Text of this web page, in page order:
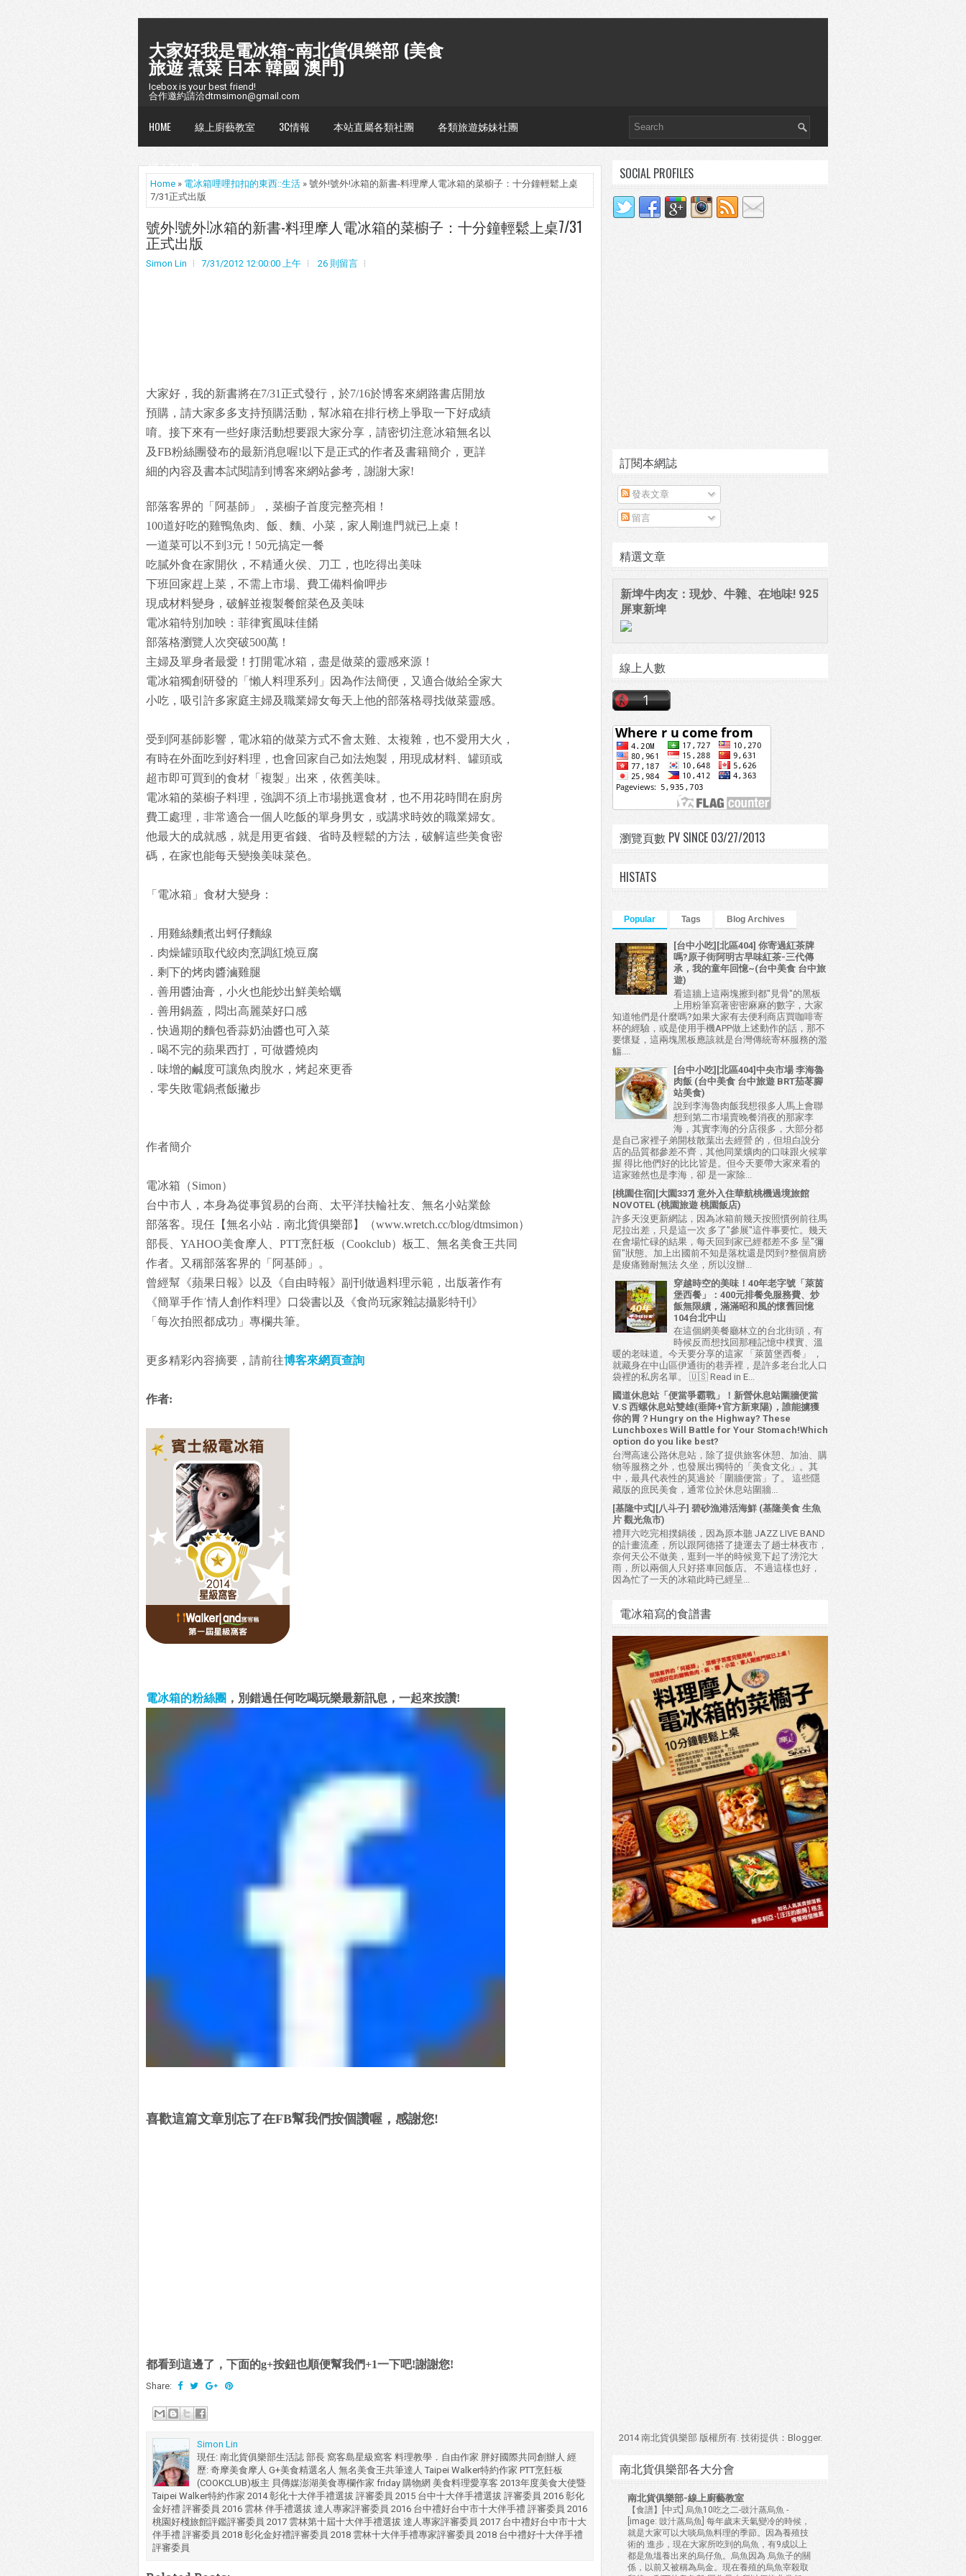
大家好我是電冰箱~南北貨俱樂部 (美食
旅遊 煮菜 日本 韓國 澳門)
Icebox is your best friend!
合作邀約請洽dtmsimon@gmail.com
HOME 線上廚藝教室 3C情報 本站直屬各類社團 各類旅遊姊妹社團
懶人包台灣
Home » 電冰箱哩哩扣扣的東西::生活 » 號外!號外!冰箱的新書-料理摩人電冰箱的菜櫥子：十分鐘輕鬆上桌
7/31正式出版
號外!號外!冰箱的新書-料理摩人電冰箱的菜櫥子：十分鐘輕鬆上桌7/31
正式出版
Simon Lin 7/31/2012 12:00:00 上午 26 則留言
大家好，我的新書將在7/31正式發行，於7/16於博客來網路書店開放
預購，請大家多多支持預購活動，幫冰箱在排行榜上爭取一下好成績
唷。接下來有一些好康活動想要跟大家分享，請密切注意冰箱無名以
及FB粉絲團發布的最新消息喔!以下是正式的作者及書籍簡介，更詳
細的內容及書本試閱請到博客來網站參考，謝謝大家!
部落客界的「阿基師」，菜櫥子首度完整亮相！
100道好吃的雞鴨魚肉、飯、麵、小菜，家人剛進門就已上桌！
一道菜可以不到3元！50元搞定一餐
吃膩外食在家開伙，不精通火侯、刀工，也吃得出美味
下班回家趕上菜，不需上市場、費工備料偷呷步
現成材料變身，破解並複製餐館菜色及美味
電冰箱特別加映：菲律賓風味佳餚
部落格瀏覽人次突破500萬！
主婦及單身者最愛！打開電冰箱，盡是做菜的靈感來源！
電冰箱獨創研發的「懶人料理系列」因為作法簡便，又適合做給全家大
小吃，吸引許多家庭主婦及職業婦女每天上他的部落格尋找做菜靈感。
受到阿基師影響，電冰箱的做菜方式不會太難、太複雜，也不愛用大火，
有時在外面吃到好料理，也會回家自己如法炮製，用現成材料、罐頭或
超市即可買到的食材「複製」出來，依舊美味。
電冰箱的菜櫥子料理，強調不須上市場挑選食材，也不用花時間在廚房
費工處理，非常適合一個人吃飯的單身男女，或講求時效的職業婦女。
他最大的成就感，就是用更省錢、省時及輕鬆的方法，破解這些美食密
碼，在家也能每天變換美味菜色。
「電冰箱」食材大變身：
．用雞絲麵煮出蚵仔麵線
．肉燥罐頭取代絞肉烹調紅燒豆腐
．剩下的烤肉醬滷雞腿
．善用醬油膏，小火也能炒出鮮美蛤蠣
．善用鍋蓋，悶出高麗菜好口感
．快過期的麵包香蒜奶油醬也可入菜
．喝不完的蘋果西打，可做醬燒肉
．味增的鹹度可讓魚肉脫水，烤起來更香
．零失敗電鍋煮飯撇步
作者簡介
電冰箱（Simon）
台中市人，本身為從事貿易的台商、太平洋扶輪社友、無名小站業餘
部落客。現任【無名小站．南北貨俱樂部】（www.wretch.cc/blog/dtmsimon）
部長、YAHOO美食摩人、PTT烹飪板（Cookclub）板工、無名美食王共同
作者。又稱部落客界的「阿基師」。
曾經幫《蘋果日報》以及《自由時報》副刊做過料理示範，出版著作有
《簡單手作˙情人創作料理》口袋書以及《食尚玩家雜誌攝影特刊》
「每次拍照都成功」專欄共筆。
更多精彩內容摘要，請前往博客來網頁查詢
作者:
電冰箱的粉絲團 ，別錯過任何吃喝玩樂最新訊息，一起來按讚!
喜歡這篇文章別忘了在FB幫我們按個讚喔，感謝您!
都看到這邊了，下面的g+按鈕也順便幫我們+1一下吧!謝謝您!
Share:
Simon Lin
現任: 南北貨俱樂部生活誌 部長 窩客島星級窩客 料理教學．自由作家 胖好國際共同創辦人 經
歷: 奇摩美食摩人 G+美食精選名人 無名美食王共筆達人 Taipei Walker特約作家 PTT烹飪板
(COOKCLUB)板主 貝傳媒澎湖美食專欄作家 friday 購物網 美食料理愛享客 2013年度美食大使暨
Taipei Walker特約作家 2014 彰化十大伴手禮選拔 評審委員 2015 台中十大伴手禮選拔 評審委員 2016 彰化
金好禮 評審委員 2016 雲林 伴手禮選拔 達人專家評審委員 2016 台中禮好台中市十大伴手禮 評審委員 2016
桃園好棧旅館評鑑評審委員 2017 雲林第十屆十大伴手禮選拔 達人專家評審委員 2017 台中禮好台中市十大
伴手禮 評審委員 2018 彰化金好禮評審委員 2018 雲林十大伴手禮專家評審委員 2018 台中禮好十大伴手禮
評審委員
SOCIAL PROFILES
訂閱本網誌
發表文章
留言
精選文章
新埤牛肉友：現炒、牛雜、在地味! 925
屏東新埤
線上人數
瀏覽頁數 PV SINCE 03/27/2013
HISTATS
Popular Tags Blog Archives
[台中小吃][北區404] 你寄過紅茶牌
嗎?原子街阿明古早味紅茶-三代傳
承，我的童年回憶~(台中美食 台中旅
遊)
看這牆上這兩塊擦到都"見骨"的黑板
上用粉筆寫著密密麻麻的數字，大家
知道牠們是什麼嗎?如果大家有去便利商店買咖啡寄
杯的經驗，或是使用手機APP做上述動作的話，那不
要懷疑，這兩塊黑板應該就是台灣傳統寄杯服務的濫
觴....
[台中小吃][北區404]中央市場 李海魯
肉飯 (台中美食 台中旅遊 BRT茄苳腳
站美食)
說到李海魯肉飯我想很多人馬上會聯
想到第二市場賣晚餐消夜的那家李
海，其實李海的分店很多，大部分都
是自己家裡子弟開枝散葉出去經營 的，但坦白說分
店的品質都參差不齊，其他同業爌肉的口味跟火候掌
握 得比他們好的比比皆是。但今天要帶大家來看的
這家雖然也是李海，卻 是一家除...
[桃園住宿][大園337] 意外入住華航桃機過境旅館
NOVOTEL (桃園旅遊 桃園飯店)
許多天沒更新網誌，因為冰箱前幾天按照慣例前往馬
尼拉出差，只是這一次 多了"參展"這件事要忙。幾天
在會場忙碌的結果，每天回到家已經都差不多 呈"彌
留"狀態。加上出國前不知是落枕還是閃到?整個肩膀
是痠痛難耐無法 久坐，所以沒辦...
穿越時空的美味！40年老字號「萊茵
堡西餐」：400元排餐免服務費、炒
飯無限續，滿滿昭和風的懷舊回憶
104台北中山
在這個網美餐廳林立的台北街頭，有
時候反而想找回那種記憶中樸實、溫
暖的老味道。今天要分享的這家 「萊茵堡西餐」 ，
就藏身在中山區伊通街的巷弄裡，是許多老台北人口
袋裡的私房名單。 🇺🇸 Read in E...
國道休息站「便當爭霸戰」！新營休息站圍牆便當
V.S 西螺休息站雙雄(垂降+官方新東陽)，誰能擄獲
你的胃？Hungry on the Highway? These
Lunchboxes Will Battle for Your Stomach!Which
option do you like best?
台灣高速公路休息站，除了提供旅客休憩、加油、購
物等服務之外，也發展出獨特的「美食文化」。其
中，最具代表性的莫過於「圍牆便當」了。 這些隱
藏版的庶民美食，通常位於休息站圍牆...
[基隆中式][八斗子] 碧砂漁港活海鮮 (基隆美食 生魚
片 觀光魚市)
禮拜六吃完相撲鍋後，因為原本聽 JAZZ LIVE BAND
的計畫流產，所以跟阿德搭了捷運去了趟士林夜市，
奈何天公不做美，逛到一半的時候竟下起了滂沱大
雨，所以兩個人只好搭車回飯店。 不過這樣也好，
因為忙了一天的冰箱此時已經呈...
電冰箱寫的食譜書
2014 南北貨俱樂部 版權所有. 技術提供： Blogger.
南北貨俱樂部各大分會
南北貨俱樂部-線上廚藝教室
【食譜】[中式] 烏魚10吃之二-豉汁蒸烏魚 -
[image: 豉汁蒸烏魚] 每年歲末天氣變冷的時候，
就是大家可以大啖烏魚料理的季節。因為養殖技
術的 進步，現在大家所吃到的烏魚，有9成以上
都是魚塭養出來的烏仔魚。烏魚因為 烏魚子的關
係，以前又被稱為烏金。現在養殖的烏魚宰殺取